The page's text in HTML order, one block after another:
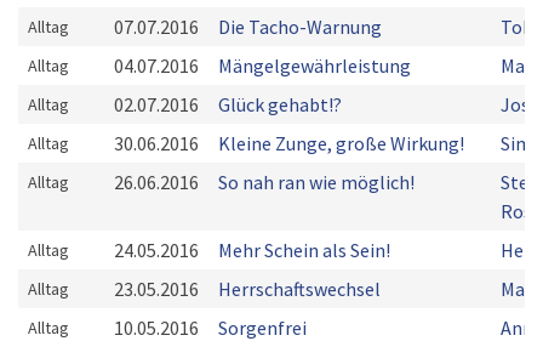
Alltag 07.07.2016 Die Tacho-Warnung
Alltag 04.07.2016 Mängelgewährleistung
Alltag 02.07.2016 Glück gehabt!?
Alltag 30.06.2016 Kleine Zunge, große Wirkung!
Alltag 26.06.2016 So nah ran wie möglich!
Alltag 24.05.2016 Mehr Schein als Sein!
Alltag 23.05.2016 Herrschaftswechsel
Alltag 10.05.2016 Sorgenfrei